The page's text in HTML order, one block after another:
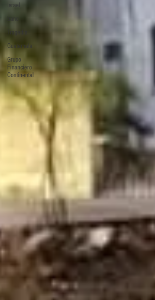
Israel
bano
Tragedia
Guatemala
Grupo
Financiero
Continental